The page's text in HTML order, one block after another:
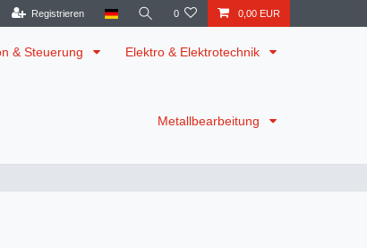
Registrieren 0 0,00 EUR
& Steuerung Elektro & Elektrotechnik
Metallbearbeitung